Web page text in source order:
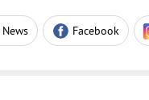
Facebook